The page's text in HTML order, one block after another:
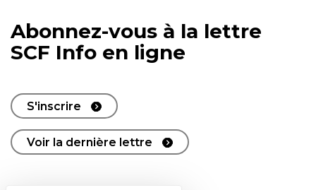
Abonnez-vous à la lettre
SCF Info en ligne
S'inscrire
Voir la dernière lettre